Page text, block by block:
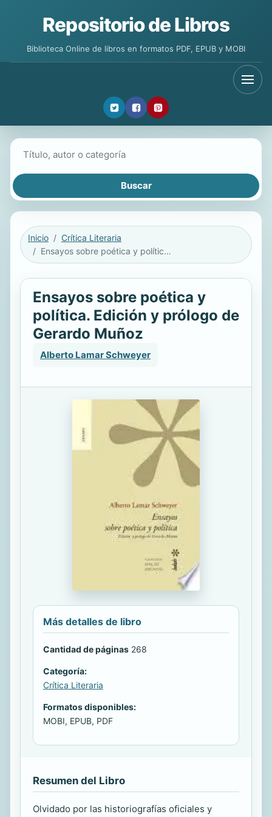
Repositorio de Libros
Biblioteca Online de libros en formatos PDF, EPUB y MOBI
Inicio
Crítica Literaria
Ensayos sobre poética y política. Edición y prólogo de Gerardo Muñoz
Ensayos sobre poética y
política. Edición y prólogo de
Gerardo Muñoz
Alberto Lamar Schweyer
Más detalles de libro
Cantidad de páginas 268
Categoría:
Crítica Literaria
Formatos disponibles:
MOBI, EPUB, PDF
Resumen del Libro
Olvidado por las historiografías oficiales y